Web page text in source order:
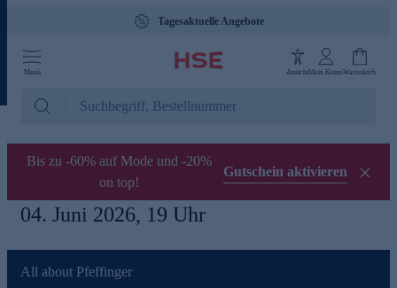
Tagesaktuelle Angebote
Menü AnsichtMein KontoWarenkorb
Bis zu -60% auf Mode und -20%
on top!
Gutschein aktivieren
04. Juni 2026, 19 Uhr
All about Pfeffinger